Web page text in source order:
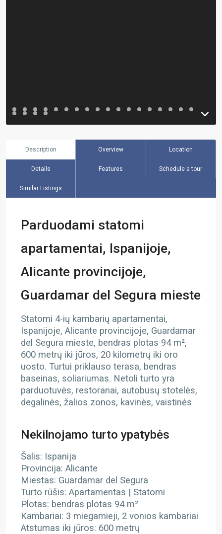
Description Overview Location
Details Features Schedule a tour
Similar Listings
Parduodami statomi
apartamentai, Ispanijoje,
Alicante provincijoje,
Guardamar del Segura mieste
Statomi 4-ių kambarių apartamentai,
Ispanijoje, Alicante provincijoje, Guardamar
del Segura mieste, bendras plotas 94 m²,
600 metrų iki jūros, 20 kilometrų iki oro
uosto. Turtui priklauso terasa, bendras
baseinas, soliariumas. Netoli turto yra
parduotuvės, restoranai, autobusų stotelės,
degalinės, žalios zonos, kavinės, vaistinės
Nekilnojamo turto ypatybės
Šalis: Ispanija
Provincija: Alicante
Miestas: Guardamar del Segura
Turto rūšis: Apartamentas | Statomi
Plotas: bendras plotas 94 m²
Kambariai: 3 miegamieji, 2 vonios kambariai
Atstumas iki jūros: 600 metrų